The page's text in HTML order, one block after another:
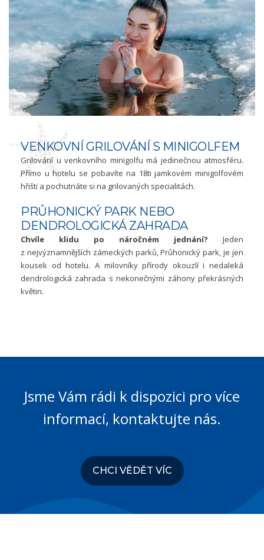
VENKOVNÍ GRILOVÁNÍ S MINIGOLFEM
Grilování u venkovního minigolfu má jedinečnou atmosféru.
Přímo u hotelu se pobavíte na 18ti jamkovém minigolfovém
hřišti a pochutnáte si na grilovaných specialitách.
PRŮHONICKÝ PARK NEBO
DENDROLOGICKÁ ZAHRADA
Chvíle klidu po náročném jednání? Jeden
z nejvýznamnějších zámeckých parků, Průhonický park, je jen
kousek od hotelu. A milovníky přírody okouzlí i nedaleká
dendrologická zahrada s nekonečnými záhony překrásných
květin.
Jsme Vám rádi k dispozici pro více
informací, kontaktujte nás.
CHCI VĚDĚT VÍC